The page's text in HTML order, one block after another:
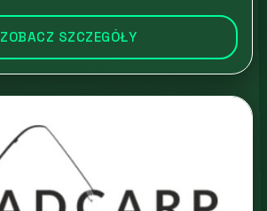
ZOBACZ SZCZEGÓŁY